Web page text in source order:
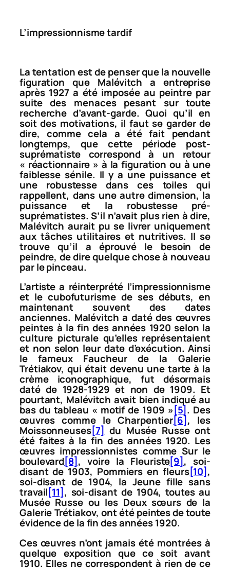
L’impressionnisme tardif
La tentation est de penser que la nouvelle
figuration que Malévitch a entreprise
après 1927 a été imposée au peintre par
suite des menaces pesant sur toute
recherche d’avant-garde. Quoi qu’il en
soit des motivations, il faut se garder de
dire, comme cela a été fait pendant
longtemps, que cette période post-
suprématiste correspond à un retour
« réactionnaire » à la figuration ou à une
faiblesse sénile. Il y a une puissance et
une robustesse dans ces toiles qui
rappellent, dans une autre dimension, la
puissance et la robustesse pré-
suprématistes. S’il n’avait plus rien à dire,
Malévitch aurait pu se livrer uniquement
aux tâches utilitaires et nutritives. Il se
trouve qu’il a éprouvé le besoin de
peindre, de dire quelque chose à nouveau
par le pinceau.
L’artiste a réinterprété l’impressionnisme
et le cubofuturisme de ses débuts, en
maintenant souvent des dates
anciennes. Malévitch a daté des œuvres
peintes à la fin des années 1920 selon la
culture picturale qu’elles représentaient
et non selon leur date d’exécution. Ainsi
le fameux Faucheurde la Galerie
Trétiakov, qui était devenu une tarte à la
crème iconographique, fut désormais
daté de 1928-1929 et non de 1909. Et
pourtant, Malévitch avait bien indiqué au
bas du tableau « motif de 1909 » [5]. Des
œuvres comme leCharpentier[6], les
Moissonneuses[7] du Musée Russe ont
été faites à la fin des années 1920. Les
œuvres impressionnistes comme Sur le
boulevard[8], voire la Fleuriste[9], soi-
disant de 1903, Pommiers en fleurs[10],
soi-disant de 1904, laJeune fille sans
travail[11], soi-disant de 1904, toutes au
Musée Russe ou les Deux sœursde la
Galerie Trétiakov, ont été peintes de toute
évidence de la fin des années 1920.
Ces œuvres n’ont jamais été montrées à
quelque exposition que ce soit avant
1910. Elles ne correspondent à rien de ce